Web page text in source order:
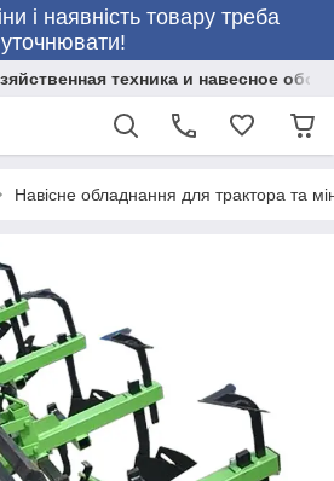
і наявність товару треба
уточнювати!
техника и навесное
Навісне обладнання для трактора та